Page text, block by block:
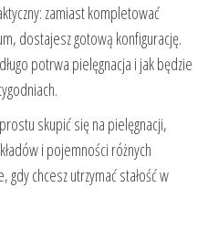
zamiast kompletować
dostajesz gotową konfigurację.
potrwa pielęgnacja i jak będzie
skupić się na pielęgnacji,
i pojemności różnych
chcesz utrzymać stałość w